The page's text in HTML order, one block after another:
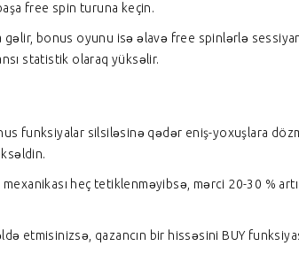
free spin turuna keçin.
bonus oyunu isə əlavə free spinlərlə
statistik olaraq yüksəlir.
funksiyalar silsiləsinə qədər eniş-yoxuşlara
heç tetiklenməyibsə, mərci 20-30 %
etmisinizsə, qazancın bir hissəsini BUY